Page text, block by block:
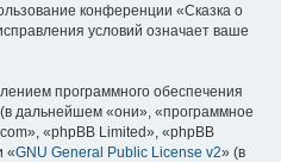
конференции «Сказка о
условий означает ваше
программного обеспечения
дальнейшем «они», «программное
«phpBB Limited», «phpBB
«GNU General Public License v2» (в